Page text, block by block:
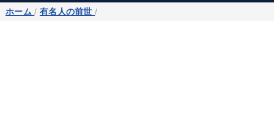
ホーム / 有名人の前世 /